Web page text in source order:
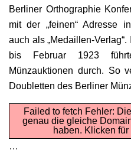
Berliner Orthographie
mit der „feinen“ Adresse
auch als „Medaillen-
bis Februar 1923
Münzauktionen durch. So
Doubletten des Berliner
Failed to fetch Fehler:
genau die gleiche
haben. Klicken
…